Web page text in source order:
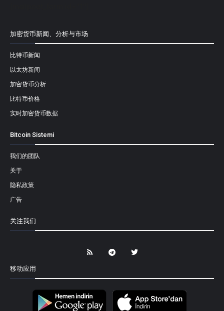
加密货币新闻、分析与市场
比特币新闻
以太坊新闻
加密货币分析
比特币价格
实时加密货币数据
Bitcoin Sistemi
我们的团队
关于
隐私政策
广告
关注我们
移动应用